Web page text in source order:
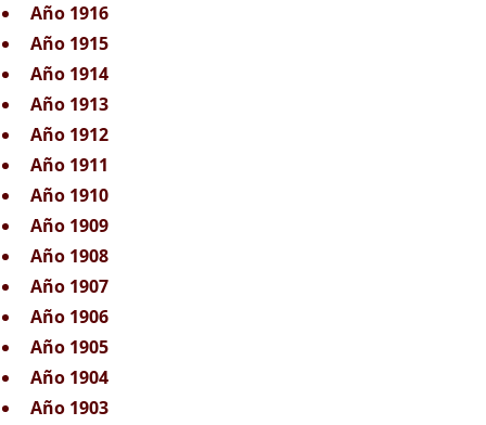
Año 1916
Año 1915
Año 1914
Año 1913
Año 1912
Año 1911
Año 1910
Año 1909
Año 1908
Año 1907
Año 1906
Año 1905
Año 1904
Año 1903